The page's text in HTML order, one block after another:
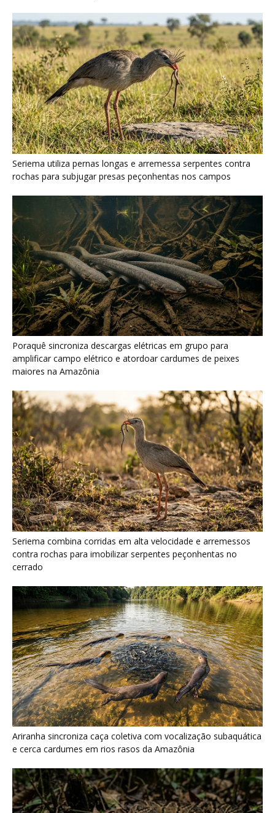
Poraquê sincroniza descargas elétricas em grupo para
amplificar campo elétrico e atordoar cardumes de peixes
maiores na Amazônia
Seriema combina corridas em alta velocidade e arremessos
contra rochas para imobilizar serpentes peçonhentas no
cerrado
Ariranha sincroniza caça coletiva com vocalização subaquática
e cerca cardumes em rios rasos da Amazônia
Surucucu detecta calor pela fosseta loreal e prepara ataque de
emboscada no escuro da floresta
Últimas noticias